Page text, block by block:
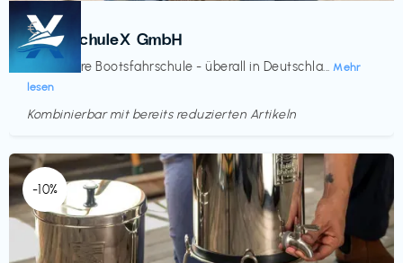
Kurse
BootsschuleX GmbH
Deine faire Bootsfahrschule - überall in Deutschla... Mehr
lesen
€‎
Kombinierbar mit bereits reduzierten Artikeln
-10%